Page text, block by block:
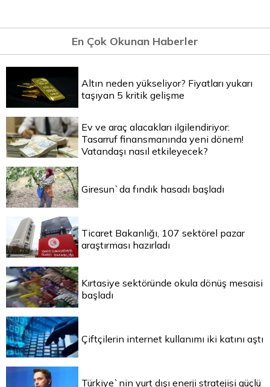
En Çok Okunan Haberler
Altın neden yükseliyor? Fiyatları yukarı
taşıyan 5 kritik gelişme
Ev ve araç alacakları ilgilendiriyor:
Tasarruf finansmanında yeni dönem!
Vatandaşı nasıl etkileyecek?
Giresun`da fındık hasadı başladı
Ticaret Bakanlığı, 107 sektörel pazar
araştırması hazırladı
Kırtasiye sektöründe okula dönüş mesaisi
başladı
Çiftçilerin internet kullanımı iki katını aştı
Türkiye`nin yurt dışı enerji stratejisi güçlü